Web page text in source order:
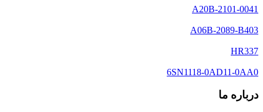
A20B-2101-0041
A06B-2089-B403
HR337
6SN1118-0AD11-0AA0
درباره ما